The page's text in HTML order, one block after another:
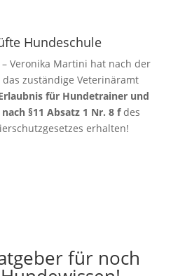
Hundeschule
– Veronika Martini hat nach der
zuständige Veterinäramt
für Hundetrainer und
§11 Absatz 1 Nr. 8 fdes
erhalten!
für noch